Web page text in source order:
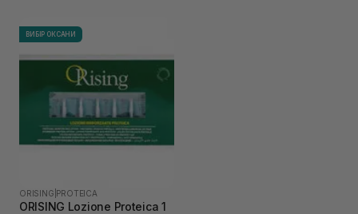
ВИБІР ОКСАНИ
ORISING PROTEICA
ORISING Lozione Proteica 1